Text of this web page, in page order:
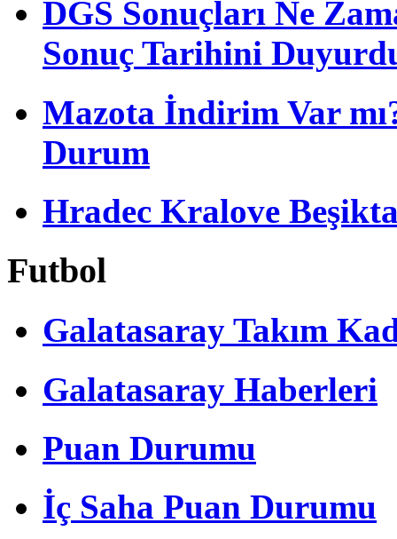
DGS Sonuçları Ne
Sonuç Tarihini
Mazota İndirim Var
Durum
Hradec Kralove
Futbol
Galatasaray Takım
Galatasaray Haberleri
Puan Durumu
İç Saha Puan Durumu